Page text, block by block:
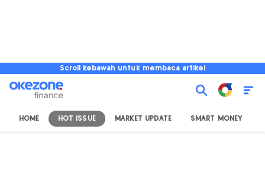
Scroll kebawah untuk membaca artikel
HOME HOT ISSUE MARKET UPDATE SMART MONEY